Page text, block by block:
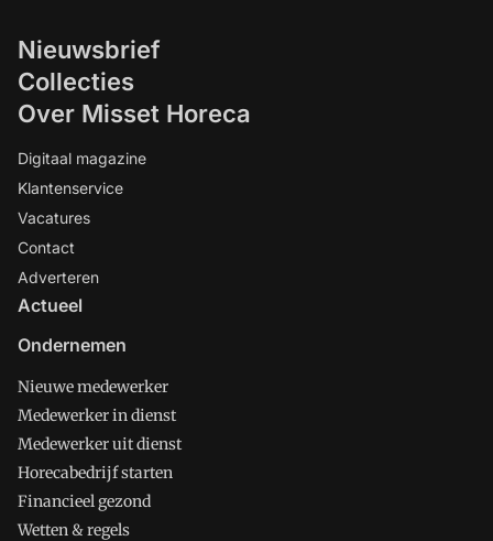
Nieuwsbrief
Collecties
Over Misset Horeca
Digitaal magazine
Klantenservice
Vacatures
Contact
Adverteren
Actueel
Ondernemen
Nieuwe medewerker
Medewerker in dienst
Medewerker uit dienst
Horecabedrijf starten
Financieel gezond
Wetten & regels